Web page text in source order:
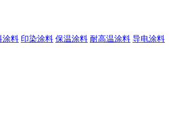
涂料 印染涂料 保温涂料 耐高温涂料 导电涂料